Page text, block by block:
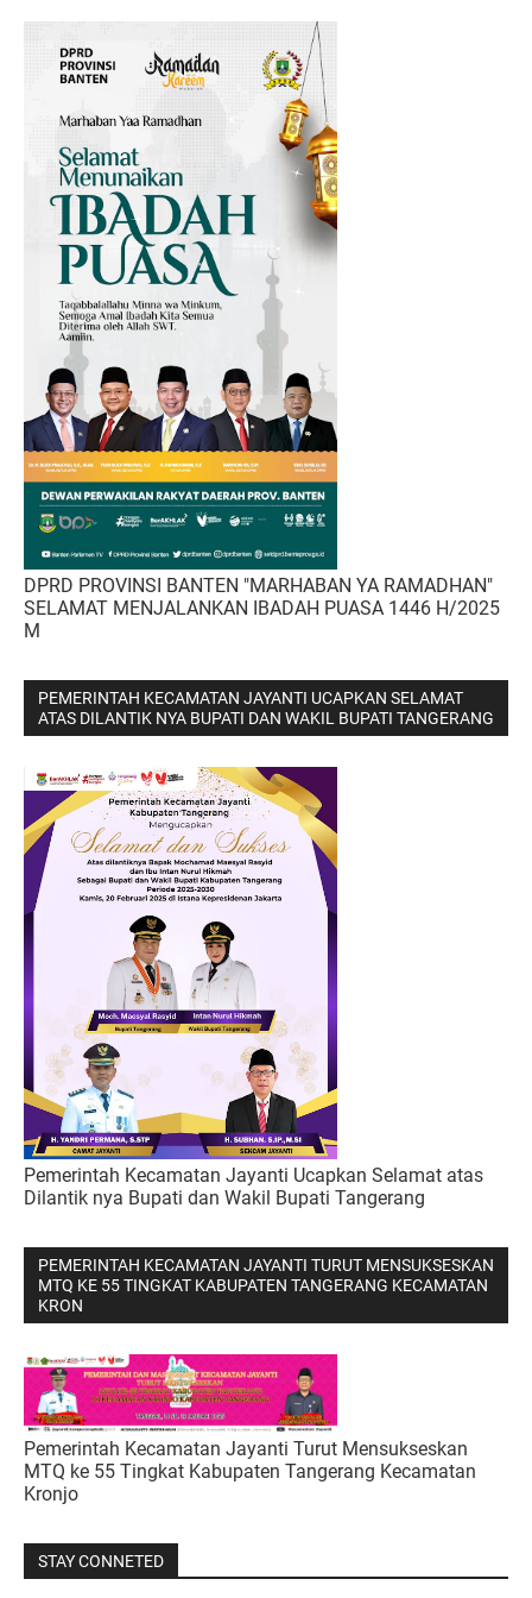
DPRD PROVINSI BANTEN "MARHABAN YA RAMADHAN"
SELAMAT MENJALANKAN IBADAH PUASA 1446 H/2025
M
PEMERINTAH KECAMATAN JAYANTI UCAPKAN SELAMAT
ATAS DILANTIK NYA BUPATI DAN WAKIL BUPATI TANGERANG
Pemerintah Kecamatan Jayanti Ucapkan Selamat atas
Dilantik nya Bupati dan Wakil Bupati Tangerang
PEMERINTAH KECAMATAN JAYANTI TURUT MENSUKSESKAN
MTQ KE 55 TINGKAT KABUPATEN TANGERANG KECAMATAN
KRON
Pemerintah Kecamatan Jayanti Turut Mensukseskan
MTQ ke 55 Tingkat Kabupaten Tangerang Kecamatan
Kronjo
STAY CONNETED